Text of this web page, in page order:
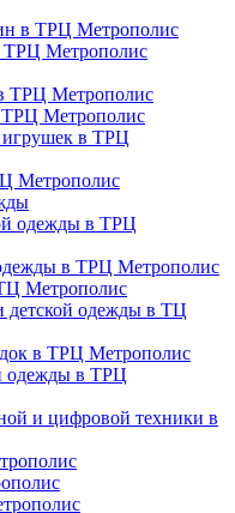
в ТРЦ Метрополис
ТРЦ Метрополис
ТРЦ Метрополис
Метрополис
игрушек в ТРЦ
Метрополис
одежды в ТРЦ
в ТРЦ Метрополис
Метрополис
детской одежды в ТЦ
в ТРЦ Метрополис
одежды в ТРЦ
и цифровой техники в